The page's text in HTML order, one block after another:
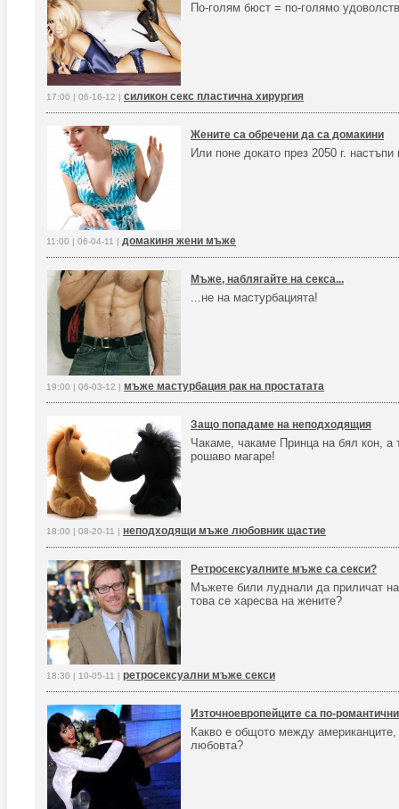
По-голям бюст = по-голямо
17:00 | 06-16-12 | силикон секс пластична хирургия
Жените са обречени да са домакини
Или поне докато през 2050 г.
11:00 | 06-04-11 | домакиня жени мъже
Мъже, наблягайте на секса...
...не на мастурбацията!
19:00 | 06-03-12 | мъже мастурбация рак на простатата
Защо попадаме на неподходящия
Чакаме, чакаме Принца на бял кон, а
рошаво магаре!
18:00 | 08-20-11 | неподходящи мъже любовник щастие
Ретросексуалните мъже са секси?
Мъжете били луднали да приличат
това се харесва на жените?
18:30 | 10-05-11 | ретросексуални мъже секси
Източноевропейците са по-
Какво е общото между американците,
любовта?